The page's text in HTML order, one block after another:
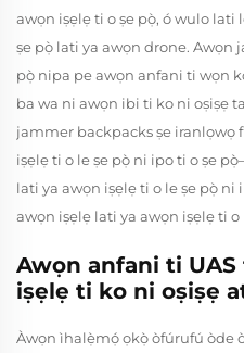
awọn iṣẹlẹ ti o ṣe pọ̀, ó wulo lati
ṣe pọ̀ lati ya awọn drone. Awọn
pọ̀ nipa pe awọn anfani ti wọn
ba wa ni awọn ibi ti ko ni oṣiṣẹ
jammer backpacks ṣe iranlọwọ
iṣẹlẹ ti o le ṣe pọ̀ ni ipo ti o ṣe
lati ya awọn iṣẹlẹ ti o le ṣe pọ̀ ni
awọn iṣẹlẹ lati ya awọn iṣẹlẹ ti o
Awọn anfani ti
iṣẹlẹ ti ko ni oṣiṣẹ
Àwọn ìhalẹ̀mọ́ ọkọ̀ òfúrufú òde